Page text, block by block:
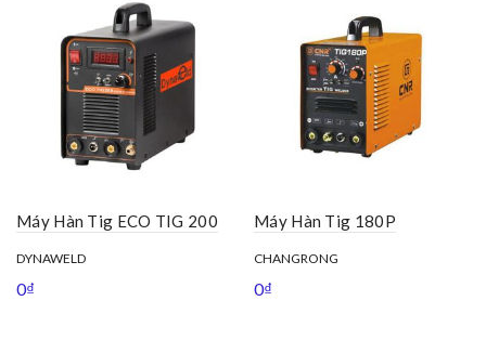
Máy Hàn Tig ECO TIG 200
DYNAWELD
0₫
Máy Hàn Tig 180P
CHANGRONG
0₫